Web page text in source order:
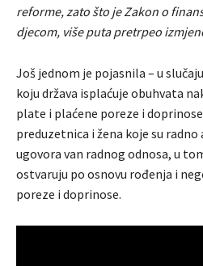
reforme, zato što je Zakon o
djecom, više puta pretrpeo
Još jednom je pojasnila – u
koju država isplaćuje obuhvata
plate i plaćene poreze i
preduzetnica i žena koje su radno
ugovora van radnog odnosa, u
ostvaruju po osnovu rođenja i
poreze i doprinose.